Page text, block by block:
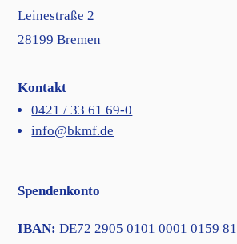
Leinestraße 2
28199 Bremen
Kontakt
0421 / 33 61 69-0
info@bkmf.de
Spendenkonto
IBAN: DE72 2905 0101 0001 0159 81